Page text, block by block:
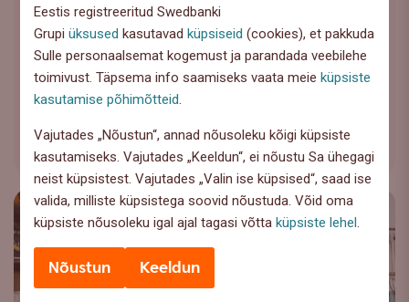
Eestis registreeritud Swedbanki
Grupiüksused kasutavadküpsiseid (cookies), et pakkuda
Sulle personaalsemat kogemust ja parandada veebilehe
toimivust. Täpsema info saamiseks vaata meieküpsiste
kasutamise põhimõtteid.
Vajutades „Nõustun“, annad nõusoleku kõigi küpsiste
kasutamiseks. Vajutades „Keeldun“, ei nõustu Sa ühegagi
neist küpsistest. Vajutades „Valin ise küpsised“, saad ise
valida, milliste küpsistega soovid nõustuda. Võid oma
küpsiste nõusoleku igal ajal tagasi võttaküpsiste lehel.
Nõustun Keeldun
Hinnad langesid novembris
0,5% võrra
Hinnasurved majanduses on vähenenud ning
maksutõusude mõju on taandunud, kirjutab